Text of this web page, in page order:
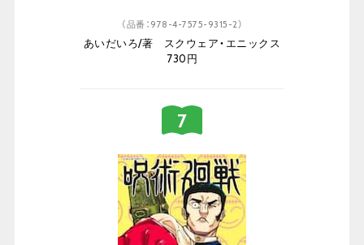
（品番：978-4-7575-9315-2）
あいだいろ/著 スクウェア・エニックス
730円